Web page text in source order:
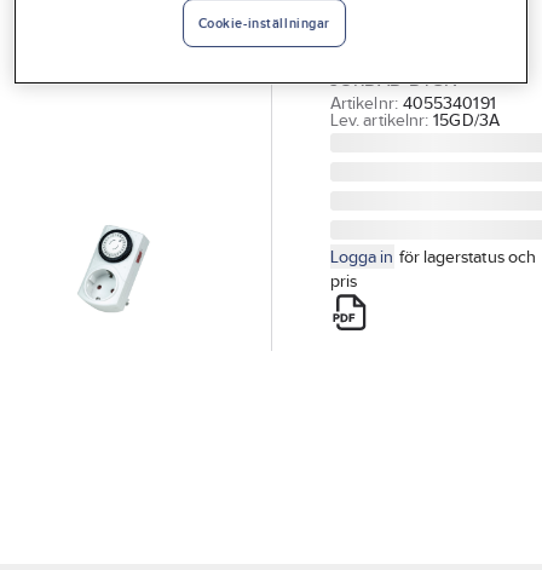
KLOCKSTRÖMBRYTARE
JORDAD DYGN
Artikelnr: 4055340191
Lev. artikelnr: 15GD/3A
Logga in för lagerstatus och
pris
Cookie-inställningar